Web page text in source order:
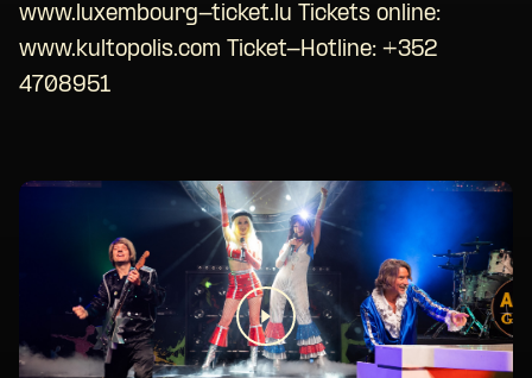
www.luxembourg-ticket.lu Tickets online:
www.kultopolis.com Ticket-Hotline: +352
4708951